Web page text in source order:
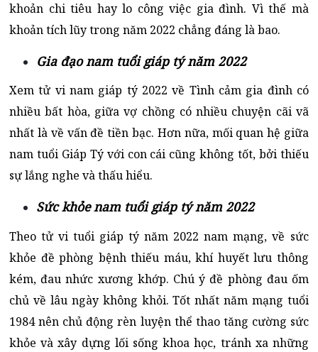
khoản chi tiêu hay lo công việc gia đình. Vì thế mà
khoản tích lũy trong năm 2022 chẳng đáng là bao.
Gia đạo nam tuổi giáp tý năm 2022
Xem tử vi nam giáp tý 2022 về Tình cảm gia đình có
nhiều bất hòa, giữa vợ chồng có nhiều chuyện cãi vã
nhất là về vấn đề tiền bạc. Hơn nữa, mối quan hệ giữa
nam tuổi Giáp Tý với con cái cũng không tốt, bởi thiếu
sự lắng nghe và thấu hiểu.
Sức khỏe nam tuổi giáp tý năm 2022
Theo tử vi tuổi giáp tý năm 2022 nam mạng, về sức
khỏe đề phòng bệnh thiếu máu, khí huyết lưu thông
kém, đau nhức xương khớp. Chú ý đề phòng đau ốm
chủ về lâu ngày không khỏi. Tốt nhất năm mạng tuổi
1984 nên chủ động rèn luyện thể thao tăng cường sức
khỏe và xây dựng lối sống khoa học, tránh xa những